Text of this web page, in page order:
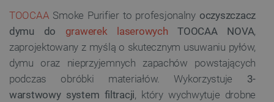
TOOCAA Smoke Purifier to profesjonalny oczyszczacz
dymu do grawerek laserowych TOOCAA NOVA,
zaprojektowany z myślą o skutecznym usuwaniu pyłów,
dymu oraz nieprzyjemnych zapachów powstających
podczas obróbki materiałów. Wykorzystuje 3-
warstwowy system filtracji, który wychwytuje drobne